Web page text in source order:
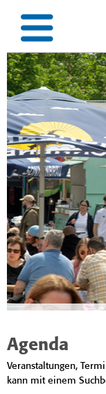
Agenda
Veranstaltungen,
kann mit einem